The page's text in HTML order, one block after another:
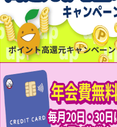
ポイント高還元キャンペーン